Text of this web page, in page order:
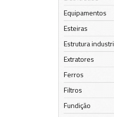
Equipamentos
Esteiras
Estrutura
Extratores
Ferros
Filtros
Fundição